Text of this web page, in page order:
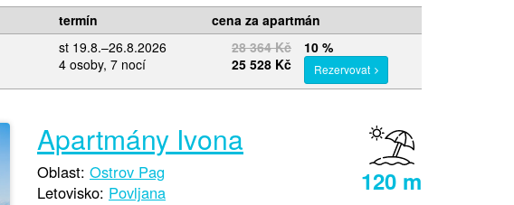
termín
cena za apartmán
st 19.8.–26.8.2026
4 osoby, 7 nocí
28 364 Kč
25 528 Kč
10 %
Rezervovat
120 m
Apartmány Ivona
Oblast: Ostrov Pag
Letovisko: Povljana